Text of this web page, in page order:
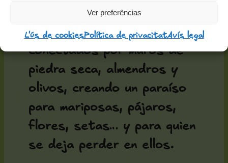
Ver preferências
L'ús de cookiesPolítica de privacitatAvís legal
Descubrid torres y
castillos, bosques y campos
conectados por muros de
piedra seca, almendros y
olivos, creando un paraíso
para mariposas, pájaros,
flores, setas… y para quien
se deja perder en ellos.